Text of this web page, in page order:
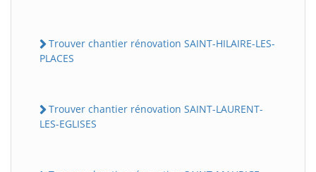
Trouver chantier rénovation SAINT-HILAIRE-LES-
PLACES
Trouver chantier rénovation SAINT-LAURENT-
LES-EGLISES